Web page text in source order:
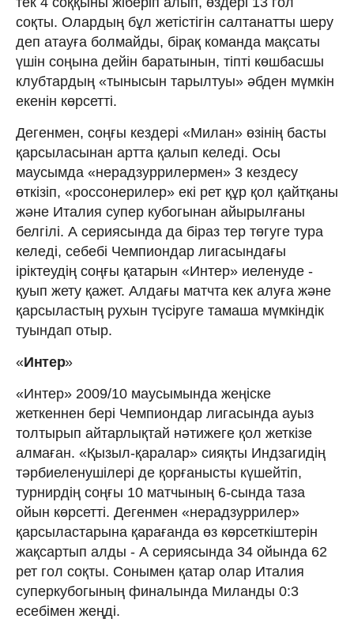
соқты. Олардың бұл жетістігін салтанатты шеру
деп атауға болмайды, бірақ команда мақсаты
үшін соңына дейін баратынын, тіпті көшбасшы
клубтардың «тынысын тарылтуы» әбден мүмкін
екенін көрсетті.
Дегенмен, соңғы кездері «Милан» өзінің басты
қарсыласынан артта қалып келеді. Осы
маусымда «нерадзуррилермен» 3 кездесу
өткізіп, «россонерилер» екі рет құр қол қайтқаны
және Италия супер кубогынан айырылғаны
белгілі. А сериясында да біраз тер төгуге тура
келеді, себебі Чемпиондар лигасындағы
іріктеудің соңғы қатарын «Интер» иеленуде -
қуып жету қажет. Алдағы матчта кек алуға және
қарсыластың рухын түсіруге тамаша мүмкіндік
туындап отыр.
«Интер»
«Интер» 2009/10 маусымында жеңіске
жеткеннен бері Чемпиондар лигасында ауыз
толтырып айтарлықтай нәтижеге қол жеткізе
алмаған. «Қызыл-қаралар» сияқты Индзагидің
тәрбиеленушілері де қорғанысты күшейтіп,
турнирдің соңғы 10 матчының 6-сында таза
ойын көрсетті. Дегенмен «нерадзуррилер»
қарсыластарына қарағанда өз көрсеткіштерін
жақсартып алды - А сериясында 34 ойында 62
рет гол соқты. Сонымен қатар олар Италия
суперкубогының финалында Миланды 0:3
есебімен жеңді.